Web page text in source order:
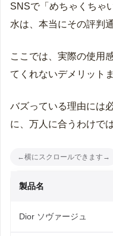
まとめ｜噂に踊
を選ぶ
る質問
SNSで「めちゃくちゃ
水は、本当にその評判
ここでは、実際の使用
てくれないデメリット
バズっている理由には
に、万人に合うわけで
製品名
Dior ソヴァージュ